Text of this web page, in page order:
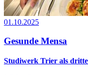
01.10.2025
Gesunde Mensa
Studiwerk Trier als